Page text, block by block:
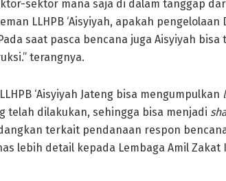
sektor mana saja di dalam tanggap
LLHPB ‘Aisyiyah, apakah
saat pasca bencana juga Aisyiyah
terangnya.
‘Aisyiyah Jateng bisa mengumpulkan
telah dilakukan, sehingga bisa menjadi
terkait pendanaan respon
lebih detail kepada Lembaga Amil